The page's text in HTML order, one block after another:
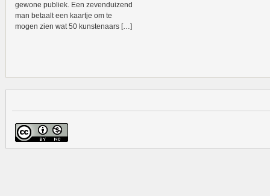
gewone publiek. Een zevenduizend
man betaalt een kaartje om te
mogen zien wat 50 kunstenaars […]